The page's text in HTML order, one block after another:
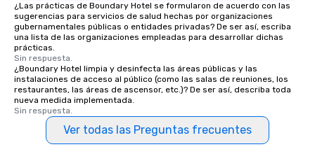
¿Las prácticas de Boundary Hotel se formularon de acuerdo con las
sugerencias para servicios de salud hechas por organizaciones
gubernamentales públicas o entidades privadas? De ser así, escriba
una lista de las organizaciones empleadas para desarrollar dichas
prácticas.
Sin respuesta.
¿Boundary Hotel limpia y desinfecta las áreas públicas y las
instalaciones de acceso al público (como las salas de reuniones, los
restaurantes, las áreas de ascensor, etc.)? De ser así, describa toda
nueva medida implementada.
Sin respuesta.
Ver todas las Preguntas frecuentes